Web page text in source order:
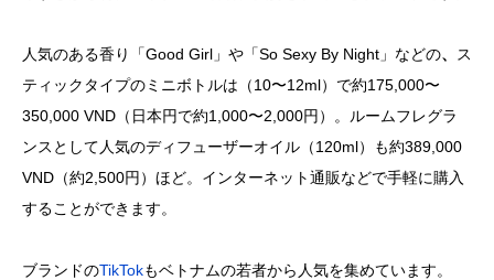
人気のある香り「Good Girl」や「So Sexy By Night」などの、
ス
ティックタイプのミニボトルは（10〜12ml）で約175,000〜
350,000 VND（日本円で約1,000〜2,000円）。ルームフレグラ
ンスとして人気のディフューザーオイル（120ml）も約389,000
VND（約2,500円）ほど。インターネット通販などで手軽に購入
することができます。
ブランドのTikTokもベトナムの若者から人気を集めています。